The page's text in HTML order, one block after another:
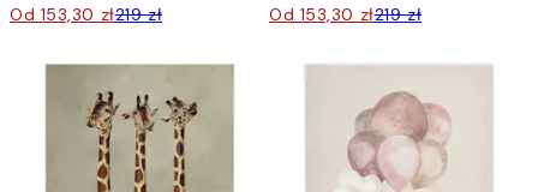
Od 153,30 zł219 zł Od 153,30 zł219 zł